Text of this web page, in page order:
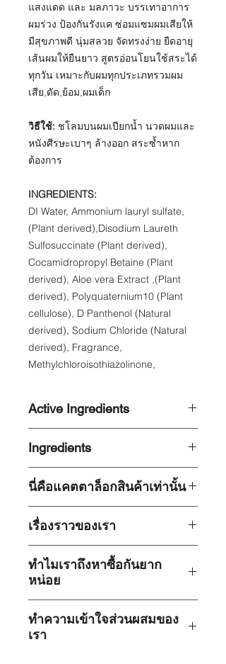
แสงแดด และ มลภาวะ บรรเทาอาการ
ผมร่วง ป้องกันรังแค ซ่อมแซมผมเสียให้
มีสุขภาพดี นุ่มสลวย จัดทรงง่าย ยืดอายุ
เส้นผมให้ยืนยาว สูตรอ่อนโยนใช้สระได้
ทุกวัน เหมาะกับผมทุกประเภทรวมผม
เสีย,ดัด,ย้อม,ผมเด็ก
วิธีใช้: ชโลมบนผมเปียกน้ำ นวดผมและ
หนังศีรษะเบาๆ ล้างออก สระซ้ำหาก
ต้องการ
​INGREDIENTS:
​DI Water, Ammonium lauryl sulfate,
(Plant derived),Disodium Laureth
Sulfosuccinate (Plant derived),
Cocamidropropyl Betaine (Plant
derived), Aloe vera Extract ,(Plant
derived), Polyquaternium10 (Plant
cellulose), D Panthenol (Natural
derived), Sodium Chloride (Natural
derived), Fragrance,
Methylchloroisothiazolinone,
Active Ingredients
(Provitamin B5),
Ingredients
DI Water, Ammonium lauryl sulfate,
(Plant derived),Disodium Laureth
Sulfosuccinate (Plant derived),
Cocamidropropyl Betaine (Plant
derived), Aloe vera Extract ,(Plant
derived), Polyquaternium10 (Plant
cellulose), D Panthenol (Natural
derived), Sodium Chloride (Natural
นี่คือแคตตาล็อกสินค้าเท่านั้น
เว็บไซต์นี้เป็นเพียงแคตตาล็อกสินค้า
เท่านั้น ไม่สามารถทำการสั่งซื้อโดยตรง
ผ่านเว็บไซต์นี้ได้ หากต้องการสั่งซื้อ
สินค้า กรุณาไปที่หน้าร้านหรือ
แพลตฟอร์มอีคอมเมิร์ซในประเทศไทย
เช่น Shopee, Lazada
เรื่องราวของเรา
โดยเริ่มต้นจาก
กิจการเล็ก ๆ ในบ้านของครอบครัวผู้ก่อ
ตั้ง เราเป็น
ใส่ใจในผลกระทบสำคัญของส่วนผสม
ทางเคมีต่อร่างกายของลูกค้า เราจึงผลิต
เฉพาะผลิตภัณฑ์จากธรรมชาติหรือจาก
พืชเท่านั้น
ทำไมเราถึงหาซื้อกันยาก
หน่อย
กลุ่มที่เน้นคุณภาพและสูตรจาก
ธรรมชาติ
ทำความเข้าใจส่วนผสมของ
เรา